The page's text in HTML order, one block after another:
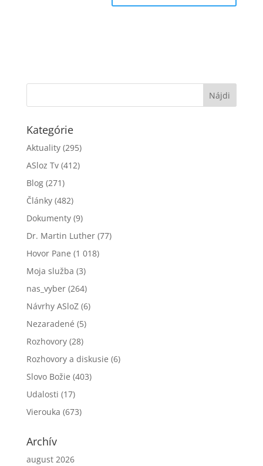
Kategórie
Aktuality(295)
ASloz Tv(412)
Blog(271)
Články(482)
Dokumenty(9)
Dr. Martin Luther(77)
Hovor Pane (1 018)
Moja služba (3)
nas_vyber(264)
Návrhy ASloZ(6)
Nezaradené (5)
Rozhovory(28)
Rozhovory a diskusie (6)
Slovo Božie (403)
Udalosti (17)
Vierouka (673)
Archív
august 2026